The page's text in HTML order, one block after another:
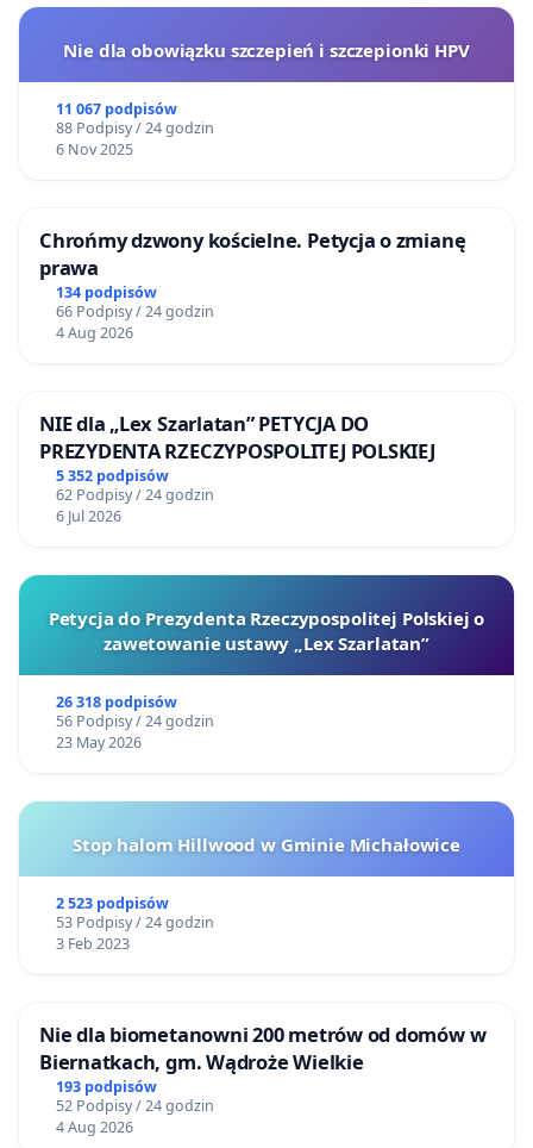
Nie dla obowiązku szczepień i szczepionki HPV
11 067 podpisów
88 Podpisy / 24 godzin
6 Nov 2025
Chrońmy dzwony kościelne. Petycja o zmianę
prawa
134 podpisów
66 Podpisy / 24 godzin
4 Aug 2026
NIE dla „Lex Szarlatan” PETYCJA DO
PREZYDENTA RZECZYPOSPOLITEJ POLSKIEJ
5 352 podpisów
62 Podpisy / 24 godzin
6 Jul 2026
Petycja do Prezydenta Rzeczypospolitej Polskiej o
zawetowanie ustawy „Lex Szarlatan”
26 318 podpisów
56 Podpisy / 24 godzin
23 May 2026
Stop halom Hillwood w Gminie Michałowice
2 523 podpisów
53 Podpisy / 24 godzin
3 Feb 2023
Nie dla biometanowni 200 metrów od domów w
Biernatkach, gm. Wądroże Wielkie
193 podpisów
52 Podpisy / 24 godzin
4 Aug 2026